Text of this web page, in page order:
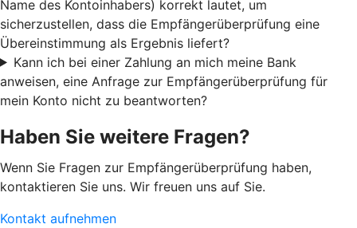
Name des Kontoinhabers) korrekt lautet, um
sicherzustellen, dass die Empfängerüberprüfung eine
Übereinstimmung als Ergebnis liefert?
Kann ich bei einer Zahlung an mich meine Bank
anweisen, eine Anfrage zur Empfängerüberprüfung für
mein Konto nicht zu beantworten?
Haben Sie weitere Fragen?
Wenn Sie Fragen zur Empfängerüberprüfung haben,
kontaktieren Sie uns. Wir freuen uns auf Sie.
Kontakt aufnehmen